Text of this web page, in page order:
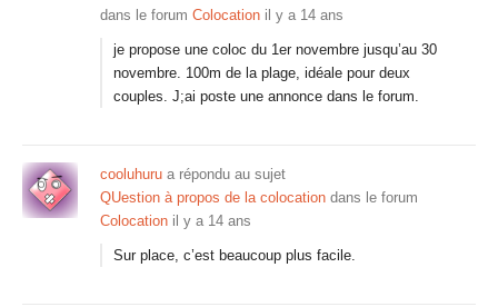
dans le forum Colocation il y a 14 ans
je propose une coloc du 1er novembre jusqu’au 30
novembre. 100m de la plage, idéale pour deux
couples. J;ai poste une annonce dans le forum.
cooluhuru a répondu au sujet
QUestion à propos de la colocation dans le forum
Colocation il y a 14 ans
Sur place, c’est beaucoup plus facile.